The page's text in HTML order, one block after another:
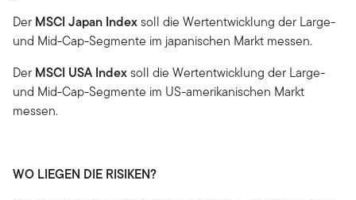
Der MSCI Japan Indexsoll die Wertentwicklung der Large-
und Mid-Cap-Segmente im japanischen Markt messen.
Der MSCI USA Indexsoll die Wertentwicklung der Large-
und Mid-Cap-Segmente im US-amerikanischen Markt
messen.
WO LIEGEN DIE RISIKEN?